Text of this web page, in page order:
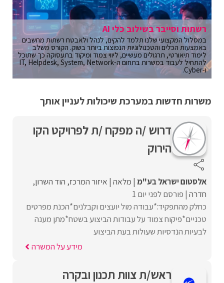
רשתות וסייבר בשילוב כלי AI
במסלול המקצועי שלנו תלמד להקים, לנהל ולאבטח רשתות מחשבים
באמצעות הכלים והטכנולוגיות הנפוצות ביותר בשוק. הקורס משלב
לימוד תיאורטי, תרגולים מעשיים, ליווי צמוד ומיקוד בתעסוקה כך שתוכל
להתחיל לעבוד במשרות בתחום ה-IT, Helpdesk, System, Network
ו-Cyber.
משרות חדשות במערכת שיכולות לעניין אותך
דרוש /ה מפקח /ת לפרויקט הקו
הירוק
אלסטום ישראל בע"מ מלאה איזור המרכז הוד השרון
חדרה פורסם לפני יום 1
כחלק מהתפקיד:*עבודה מול יועצים וקבלנים*הכנת מפרטים
טכניים*פיקוח צמוד על עבודות הביצוע בשטח*מתן מענה
לבעיות הנדסיות שעולות בעת הביצוע
מידע על המשרה
ראש/ת צוות תכנון ובקרה